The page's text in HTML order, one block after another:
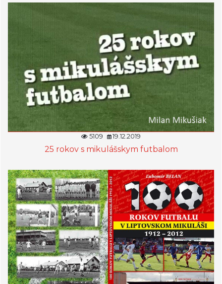
5109 19.12.2019
25 rokov s mikulášskym futbalom